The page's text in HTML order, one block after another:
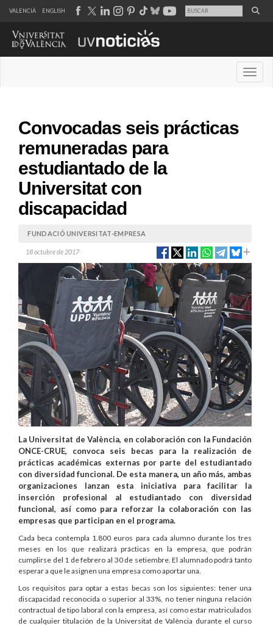
VALENCIÀ ENGLISH
Convocadas seis prácticas
remuneradas para
estudiantado de la
Universitat con
discapacidad
FUNDACIÓ UNIVERSITAT-EMPRESA
18 octubre de 2017
La Universitat de València, en colaboración con la Fundación
ONCE-CRUE, convoca seis becas para la realización de
prácticas académicas externas por parte del estudiantado
con diversidad funcional. De esta manera, un año más, ambas
organizaciones lanzan esta iniciativa para facilitar la
inserción profesional al estudiantado con diversidad
funcional, así como para reforzar la colaboración con las
empresas que participan en el programa.
Cada beca contempla 1.800 euros para cada alumno durante los tres
meses en los que realizará prácticas en la empresa, que podrán
cumplirse del 1 de febrero al 30 de setiembre. El alumnado podrá tanto
esperar a que le asignen una empresa como aportar una.
Los requisitos para optar a estas becas son los siguientes: tener una
discapacidad reconocida o superior al 33%, no tener ninguna relación
contractual de tipo laboral con la empresa, así como estar matriculados
de cualquier titulación de la Universitat de València durante el curso